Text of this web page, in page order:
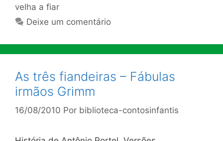
velha a fiar
Deixe um comentário
As três fiandeiras – Fábulas
irmãos Grimm
16/08/2010 Por biblioteca-contosinfantis